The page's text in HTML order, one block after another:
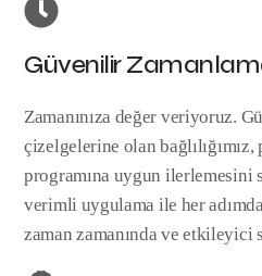
Güvenilir
Zamanınıza değer veriyoruz.
çizelgelerine olan
programına uygun ilerlemesini
verimli uygulama ile her
zaman zamanında ve etkileyici